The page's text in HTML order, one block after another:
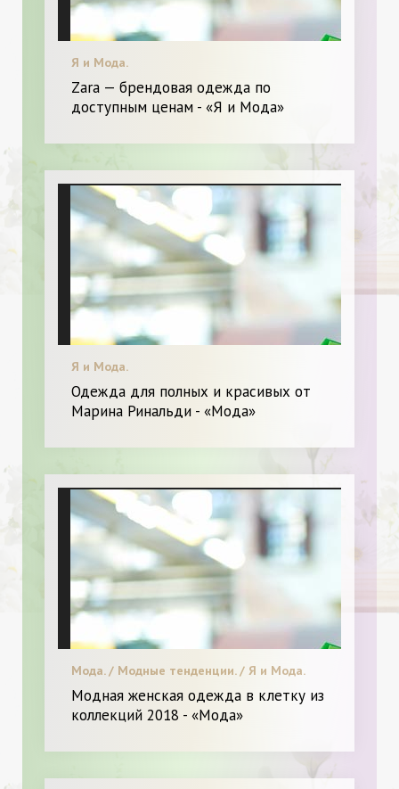
Я и Мода.
Zara — брендовая одежда по
доступным ценам - «Я и Мода»
Я и Мода.
Одежда для полных и красивых от
Марина Ринальди - «Мода»
Мода. / Модные тенденции. / Я и Мода.
Модная женская одежда в клетку из
коллекций 2018 - «Мода»